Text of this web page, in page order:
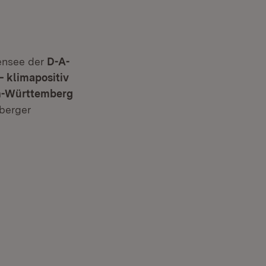
der D-A-
klimapositiv
Württemberg